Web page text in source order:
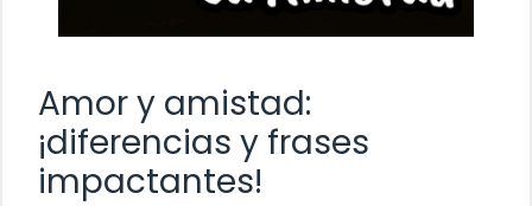
Amor y amistad:
¡diferencias y frases
impactantes!